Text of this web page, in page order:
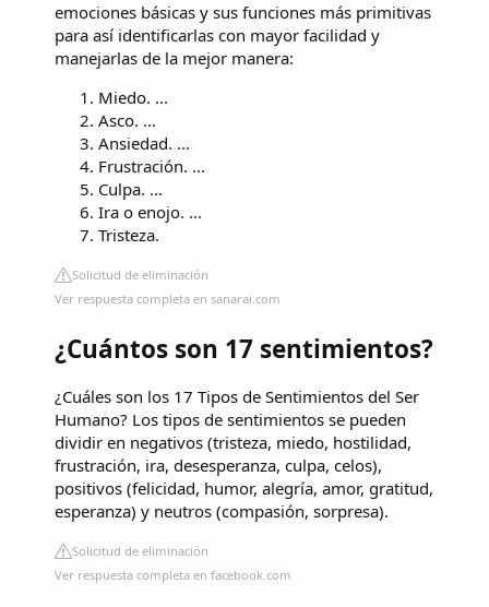
emociones básicas y sus funciones más primitivas
para así identificarlas con mayor facilidad y
manejarlas de la mejor manera:
Miedo. ...
Asco. ...
Ansiedad. ...
Frustración. ...
Culpa. ...
Ira o enojo. ...
Tristeza.
Solicitud de eliminación
Ver respuesta completa en sanarai.com
¿Cuántos son 17 sentimientos?
¿Cuáles son los 17 Tipos de Sentimientos del Ser
Humano? Los tipos de sentimientos se pueden
dividir en negativos (tristeza, miedo, hostilidad,
frustración, ira, desesperanza, culpa, celos),
positivos (felicidad, humor, alegría, amor, gratitud,
esperanza) y neutros (compasión, sorpresa).
Solicitud de eliminación
Ver respuesta completa en facebook.com